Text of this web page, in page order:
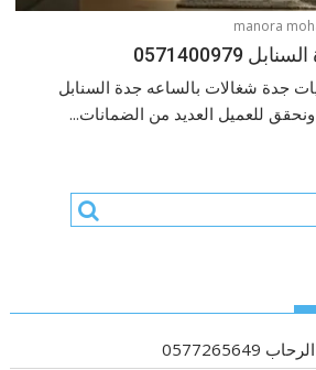
0571400979
جدة شغالات بالساعه جدة السنابل
للعميل العديد من الضمانات...